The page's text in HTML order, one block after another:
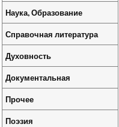
Наука, Образование
Справочная литература
Духовность
Документальная
Прочее
Поэзия